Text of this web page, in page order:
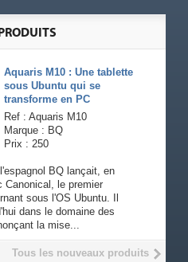
Aquaris M10 : Une tablette
sous Ubuntu qui se
transforme en PC
Ref : Aquaris M10
Marque : BQ
Prix : 250
BQ lançait, en
Canonical, le premier
sous l'OS Ubuntu. Il
dans le domaine des
la mise...
Tous les nouveaux produits